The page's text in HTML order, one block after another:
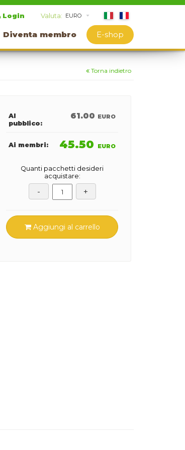
Valuta:
Login
Diventa membro E-shop
Torna indietro
Al
pubblico:
61.00 EURO
Ai membri: 45.50 EURO
Quanti pacchetti desideri
acquistare:
Aggiungi al carrello